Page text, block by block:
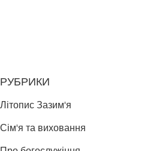
РУБРИКИ
Літопис Зазим'я
Сім'я та виховання